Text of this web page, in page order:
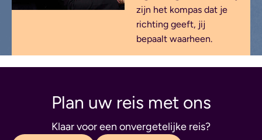
zijn het kompas dat je
richting geeft, jij
bepaalt waarheen.
Plan uw reis met ons
Klaar voor een onvergetelijke reis?